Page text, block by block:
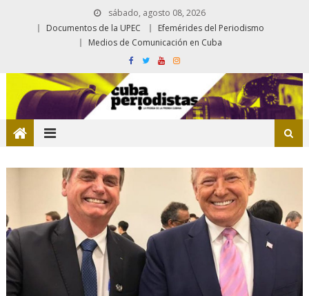
sábado, agosto 08, 2026
Documentos de la UPEC
Efemérides del Periodismo
Medios de Comunicación en Cuba